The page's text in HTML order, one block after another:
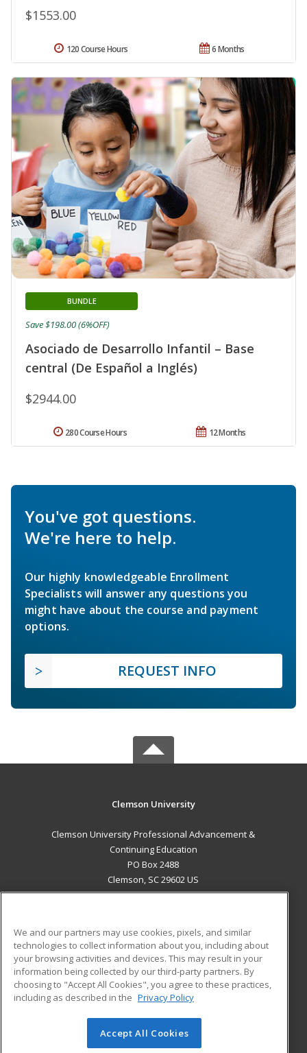
$1553.00
6 Months
120 Course Hours
Asociado de Desarrollo Infantil – Base
central (De Español a Inglés)
BUNDLE
$2944.00
Save $198.00 (6%OFF)
12 Months
280 Course Hours
You've got questions.
We're here to help.
Our highly knowledgeable Enrollment
Specialists will answer any questions you
might have about the course and payment
options.
REQUEST INFO
Clemson University
Clemson University Professional Advancement &
Continuing Education
PO Box 2488
Clemson, SC 29602 US
ADDITIONAL RESOURCES
Military
Financial Assistance
Help
Student Blog
© 2026 ed2go, a division of Cengage Learning. All rights
We and our partners may use cookies, pixels, and similar
technologies to collect information about you, including about
your browsing activities and devices. This may result in your
information being collected by our third-party partners. By
choosing to "Accept All Cookies", you agree to these practices,
including as described in the Privacy Policy
Accept All Cookies